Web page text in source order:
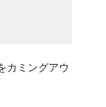
カミングアウ